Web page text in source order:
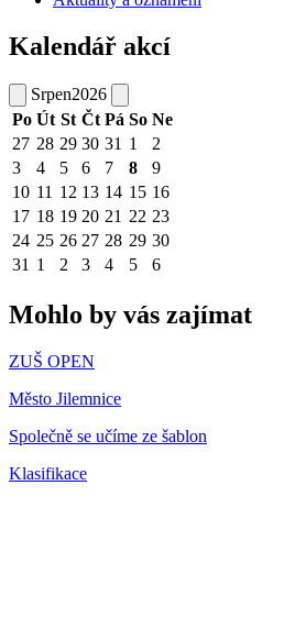
Kalendář akcí
Srpen2026
Po Út St Čt Pá So Ne
27 28 29 30 31 1
2
3
4 5 6 7 8
9
10 11 12 13 14 15 16
17 18 19 20 21 22 23
24 25 26 27 28 29 30
31 1 2 3 4 5 6
Mohlo by vás zajímat
ZUŠ OPEN
Město Jilemnice
Společně se učíme ze šablon
Klasifikace